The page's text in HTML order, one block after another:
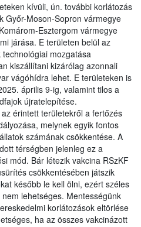
kívüli, ún. további korlátozás
Győr-Moson-Sopron vármegye
Esztergom vármegye
járása. E területen belül az
mozgatása
kiszállítani kizárólag azonnali
vágóhídra lehet. E területeken is
április 9-ig, valamint tilos a
újratelepítése.
érintett területekről a fertőzés
melynek egyik fontos
számának csökkentése. A
térségben jelenleg ez a
mód. Bár létezik vakcina RSzKF
csökkentésében játszik
később le kell ölni, ezért széles
lehetséges. Mentességünk
korlátozások eltörlése
ha az összes vakcinázott